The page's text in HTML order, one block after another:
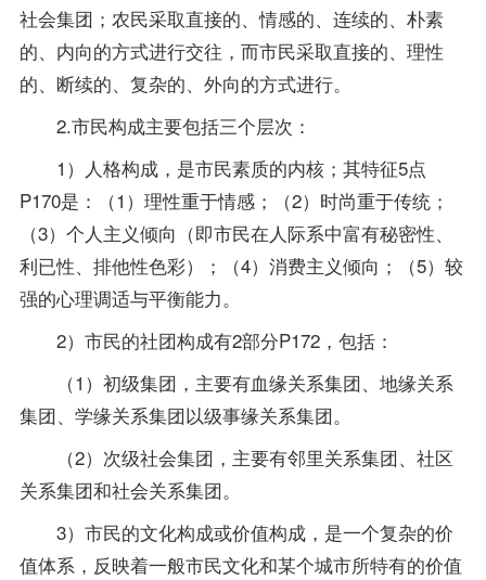
社会集团；农民采取直接的、情感的、连续的、朴素
的、内向的方式进行交往，而市民采取直接的、理性
的、断续的、复杂的、外向的方式进行。
2.市民构成主要包括三个层次：
1）人格构成，是市民素质的内核；其特征5点
P170是：（1）理性重于情感；（2）时尚重于传统；
（3）个人主义倾向（即市民在人际系中富有秘密性、
利已性、排他性色彩）；（4）消费主义倾向；（5）较
强的心理调适与平衡能力。
2）市民的社团构成有2部分P172，包括：
（1）初级集团，主要有血缘关系集团、地缘关系
集团、学缘关系集团以级事缘关系集团。
（2）次级社会集团，主要有邻里关系集团、社区
关系集团和社会关系集团。
3）市民的文化构成或价值构成，是一个复杂的价
值体系，反映着一般市民文化和某个城市所特有的价值